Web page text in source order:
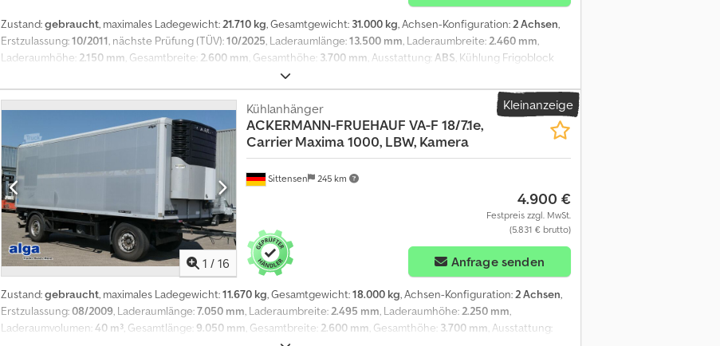
Zustand:gebraucht, maximales Ladegewicht: 21.710 kg, Gesamtgewicht: 31.000 kg, Achsen-Konfiguration: 2 Achsen,
Erstzulassung:10/2011 , nächste Prüfung (TÜV):10/2025 , Laderaumlänge:13.500 mm , Laderaumbreite: 2.460 mm
Laderaumhöhe: 2.150 mm , Gesamtbreite: 2.600 mm , Gesamthöhe: 3.700 mm , Ausstattung: ABS , Kühlung Frigoblock
HK25SL Strom - Generator Lenkachse Cedpjxqgntofx An Usha 2 To Ladebordwand guter Zustand Diverses
Gebrauchtfahrzeug
Kleinanzeige
1 / 16
Sittensen 245 km
Kühlanhänger
ACKERMANN-FRUEHAUF VA-F 18/7.1e,
Carrier Maxima 1000, LBW, Kamera
4.900 €
Festpreis zzgl. MwSt.
(5.831 € brutto)
Anfrage senden
Zustand:gebraucht, maximales Ladegewicht:11.670 kg, Gesamtgewicht:18.000 kg, Achsen-Konfiguration:2 Achsen,
Erstzulassung:08/2009, Laderaumlänge:7.050 mm, Laderaumbreite:2.495 mm, Laderaumhöhe:2.250 mm,
Laderaumvolumen:40 m³, Gesamtlänge: 9.050 mm, Gesamtbreite: 2.600 mm, Gesamthöhe: 3.700 mm, Ausstattung:
n
a
t
l
i
c
h
ü
b
e
0
.
0
0
K